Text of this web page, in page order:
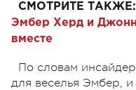
СМОТРИТЕ ТАКЖЕ:
Эмбер Херд и
вместе
По словам
для веселья Эмбер,